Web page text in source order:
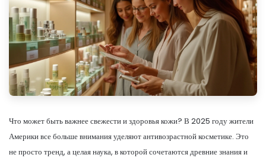
Что может быть важнее свежести и здоровья кожи? В 2025 году жители
Америки все больше внимания уделяют антивозрастной косметике. Это
не просто тренд, а целая наука, в которой сочетаются древние знания и